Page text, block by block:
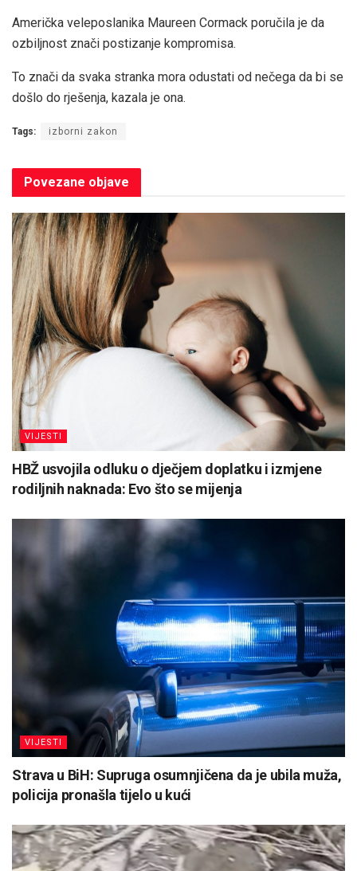
Američka veleposlanika Maureen Cormack poručila je da
ozbiljnost znači postizanje kompromisa.
To znači da svaka stranka mora odustati od nečega da bi se
došlo do rješenja, kazala je ona.
Tags: izborni zakon
Povezane objave
VIJESTI
HBŽ usvojila odluku o dječjem doplatku i izmjene
rodiljnih naknada: Evo što se mijenja
VIJESTI
Strava u BiH: Supruga osumnjičena da je ubila muža,
policija pronašla tijelo u kući